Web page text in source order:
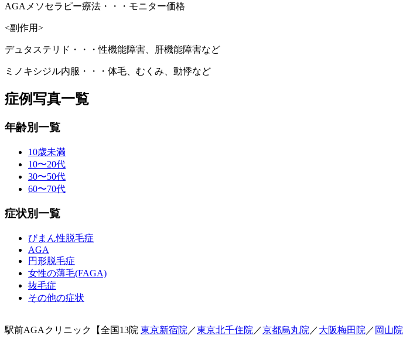
AGAメソセラピー療法・・・モニター価格
<副作用>
デュタステリド・・・性機能障害、肝機能障害など
ミノキシジル内服・・・体毛、むくみ、動悸など
症例写真一覧
年齢別一覧
10歳未満
10〜20代
30〜50代
60〜70代
症状別一覧
びまん性脱毛症
AGA
円形脱毛症
女性の薄毛(FAGA)
抜毛症
その他の症状
駅前AGAクリニック【全国13院 東京新宿院 ／東京北千住院 ／京都烏丸院 ／大阪梅田院 ／ 岡山院